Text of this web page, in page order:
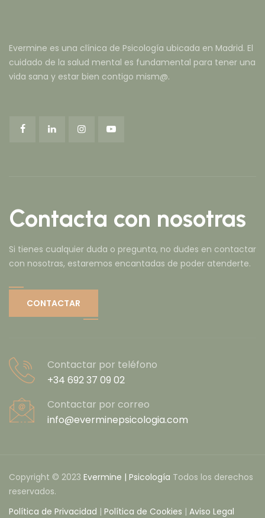
Evermine es una clínica de Psicología ubicada en Madrid. El
cuidado de la salud mental es fundamental para tener una
vida sana y estar bien contigo mism@.
Contacta con nosotras
Si tienes cualquier duda o pregunta, no dudes en contactar
con nosotras, estaremos encantadas de poder atenderte.
CONTACTAR
Contactar por teléfono
+34 692 37 09 02
Contactar por correo
info@everminepsicologia.com
Copyright © 2023 Evermine | Psicología Todos los derechos
reservados.
Política de Privacidad | Política de Cookies | Aviso Legal